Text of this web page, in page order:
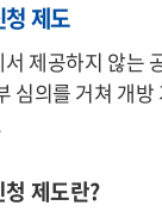
제도
제공하지 않는
심의를 거쳐 개방
제도란?